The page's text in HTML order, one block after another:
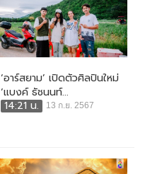
‘อาร์สยาม’ เปิดตัวศิลปินใหม่
‘แบงค์ ธัชนนท์...
14:21 น.
13 ก.ย. 2567